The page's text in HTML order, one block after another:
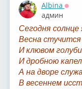
Albina
админ
Сегодня солнце
Весна стучится
И клювом
И дробною
А на дворе
В весеннем